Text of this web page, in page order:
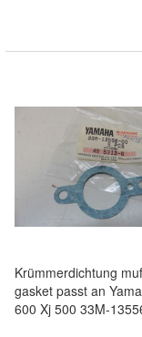
Krümmerdichtung
gasket passt an
600 Xj 500 33M-